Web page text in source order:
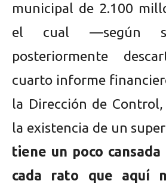
municipal de 2.100
el cual —según
posteriormente
cuarto informe
la Dirección de
la existencia de un
tiene un poco
cada rato que aquí